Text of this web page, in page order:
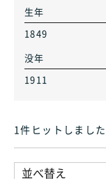
生年
1849
没年
1911
1件ヒット しました